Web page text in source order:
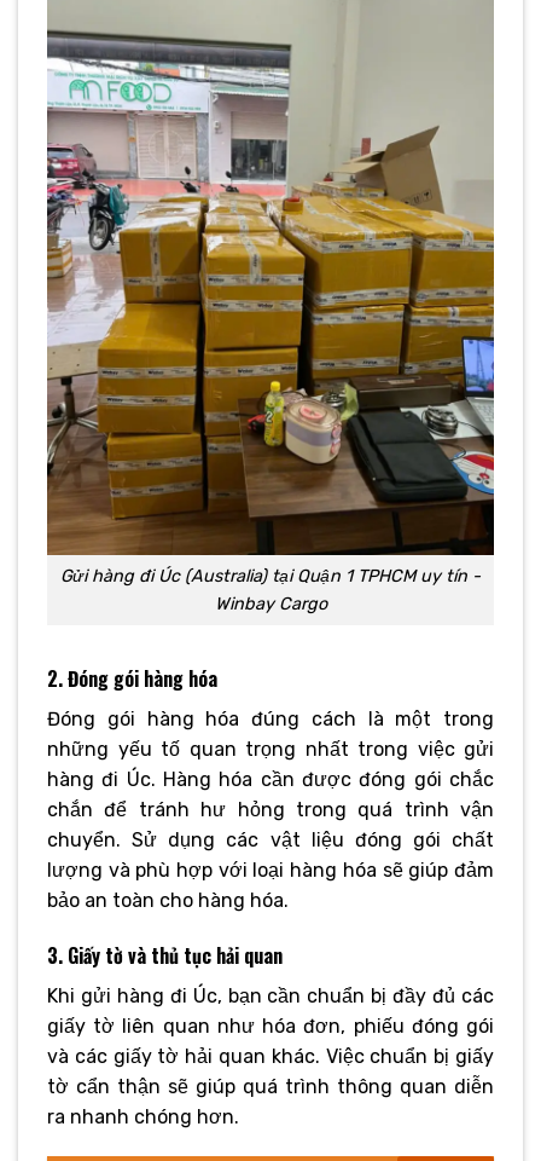
Gửi hàng đi Úc (Australia) tại Quận 1 TPHCM uy tín -
Winbay Cargo
2. Đóng gói hàng hóa
Đóng gói hàng hóa đúng cách là một trong
những yếu tố quan trọng nhất trong việc gửi
hàng đi Úc. Hàng hóa cần được đóng gói chắc
chắn để tránh hư hỏng trong quá trình vận
chuyển. Sử dụng các vật liệu đóng gói chất
lượng và phù hợp với loại hàng hóa sẽ giúp đảm
bảo an toàn cho hàng hóa.
3. Giấy tờ và thủ tục hải quan
Khi gửi hàng đi Úc, bạn cần chuẩn bị đầy đủ các
giấy tờ liên quan như hóa đơn, phiếu đóng gói
và các giấy tờ hải quan khác. Việc chuẩn bị giấy
tờ cẩn thận sẽ giúp quá trình thông quan diễn
ra nhanh chóng hơn.